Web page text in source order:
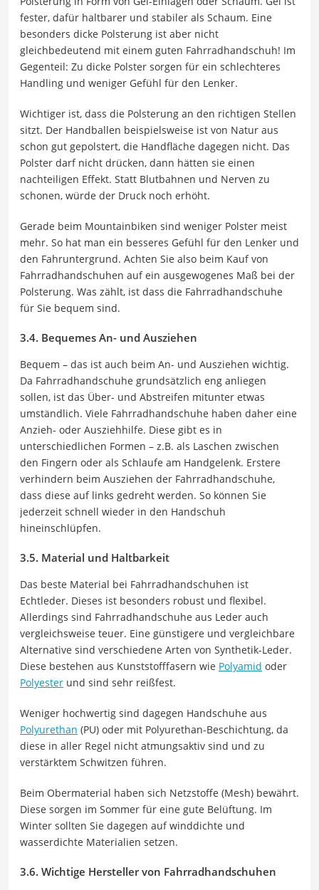
fester, dafür haltbarer und stabiler als Schaum. Eine
besonders dicke Polsterung ist aber nicht
gleichbedeutend mit einem guten Fahrradhandschuh! Im
Gegenteil: Zu dicke Polster sorgen für ein schlechteres
Handling und weniger Gefühl für den Lenker.
Wichtiger ist, dass die Polsterung an den richtigen Stellen
sitzt. Der Handballen beispielsweise ist von Natur aus
schon gut gepolstert, die Handfläche dagegen nicht. Das
Polster darf nicht drücken, dann hätten sie einen
nachteiligen Effekt. Statt Blutbahnen und Nerven zu
schonen, würde der Druck noch erhöht.
Gerade beim Mountainbiken sind weniger Polster meist
mehr. So hat man ein besseres Gefühl für den Lenker und
den Fahruntergrund. Achten Sie also beim Kauf von
Fahrradhandschuhen auf ein ausgewogenes Maß bei der
Polsterung. Was zählt, ist dass die Fahrradhandschuhe
für Sie bequem sind.
3.4. Bequemes An- und Ausziehen
Bequem – das ist auch beim An- und Ausziehen wichtig.
Da Fahrradhandschuhe grundsätzlich eng anliegen
sollen, ist das Über- und Abstreifen mitunter etwas
umständlich. Viele Fahrradhandschuhe haben daher eine
Anzieh- oder Ausziehhilfe. Diese gibt es in
unterschiedlichen Formen – z.B. als Laschen zwischen
den Fingern oder als Schlaufe am Handgelenk. Erstere
verhindern beim Ausziehen der Fahrradhandschuhe,
dass diese auf links gedreht werden. So können Sie
jederzeit schnell wieder in den Handschuh
hineinschlüpfen.
3.5. Material und Haltbarkeit
Das beste Material bei Fahrradhandschuhen ist
Echtleder. Dieses ist besonders robust und flexibel.
Allerdings sind Fahrradhandschuhe aus Leder auch
vergleichsweise teuer. Eine günstigere und vergleichbare
Alternative sind verschiedene Arten von Synthetik-Leder.
Diese bestehen aus Kunststofffasern wie Polyamid oder
Polyester und sind sehr reißfest.
Weniger hochwertig sind dagegen Handschuhe aus
Polyurethan (PU) oder mit Polyurethan-Beschichtung, da
diese in aller Regel nicht atmungsaktiv sind und zu
verstärktem Schwitzen führen.
Beim Obermaterial haben sich Netzstoffe (Mesh) bewährt.
Diese sorgen im Sommer für eine gute Belüftung. Im
Winter sollten Sie dagegen auf winddichte und
wasserdichte Materialien setzen.
3.6. Wichtige Hersteller von Fahrradhandschuhen